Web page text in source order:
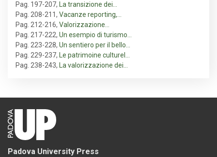
Pag. 197-207,
La transizione dei…
Pag. 208-211, Vacanze reporting,…
Pag. 212-216, Valorizzazione…
Pag. 217-222, Un esempio di turismo…
Pag. 223-228, Un sentiero per il bello…
Pag. 229-237,
Le patrimoine culturel…
Pag. 238-243, La valorizzazione dei…
Padova University Press